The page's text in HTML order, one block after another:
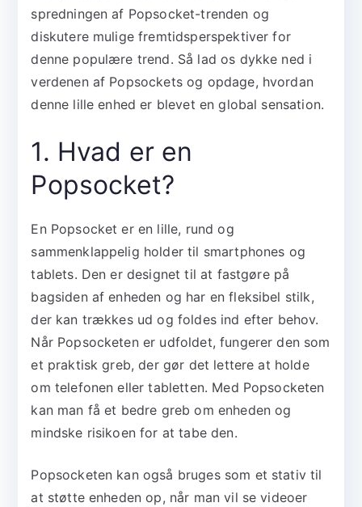
spredningen af Popsocket-trenden og
diskutere mulige fremtidsperspektiver for
denne populære trend. Så lad os dykke ned i
verdenen af Popsockets og opdage, hvordan
denne lille enhed er blevet en global sensation.
1. Hvad er en
Popsocket?
En Popsocket er en lille, rund og
sammenklappelig holder til smartphones og
tablets. Den er designet til at fastgøre på
bagsiden af enheden og har en fleksibel stilk,
der kan trækkes ud og foldes ind efter behov.
Når Popsocketen er udfoldet, fungerer den som
et praktisk greb, der gør det lettere at holde
om telefonen eller tabletten. Med Popsocketen
kan man få et bedre greb om enheden og
mindske risikoen for at tabe den.
Popsocketen kan også bruges som et stativ til
at støtte enheden op, når man vil se videoer